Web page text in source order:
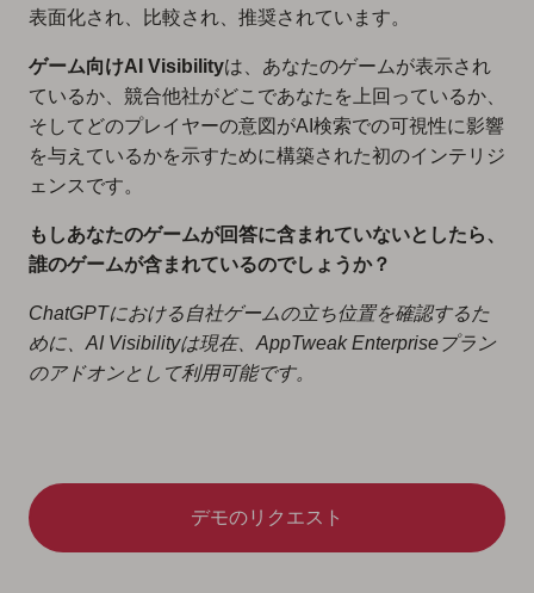
表面化され、比較され、推奨されています。
ゲーム向けAI Visibilityは、あなたのゲームが表示され
ているか、競合他社がどこであなたを上回っているか、
そしてどのプレイヤーの意図がAI検索での可視性に影響
を与えているかを示すために構築された初のインテリジ
ェンスです。
もしあなたのゲームが回答に含まれていないとしたら、
誰のゲームが含まれているのでしょうか？
ChatGPTにおける自社ゲームの立ち位置を確認するた
めに、AI Visibilityは現在、AppTweak Enterpriseプラン
のアドオンとして利用可能です。
デモのリクエスト